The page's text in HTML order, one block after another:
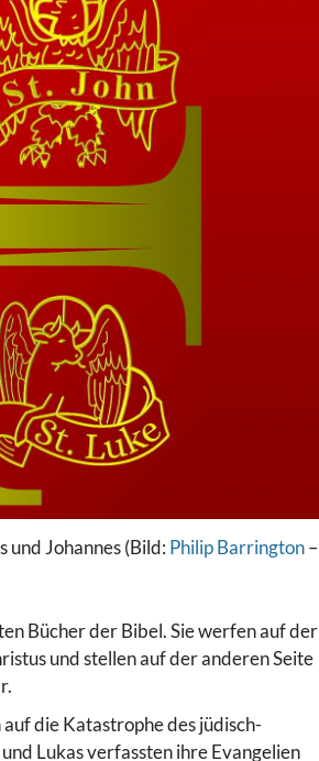
Johannes (Bild: Philip Barrington–
Bücher der Bibel. Sie werfen auf der
und stellen auf der anderen Seite
die Katastrophe des jüdisch-
Lukas verfassten ihre Evangelien